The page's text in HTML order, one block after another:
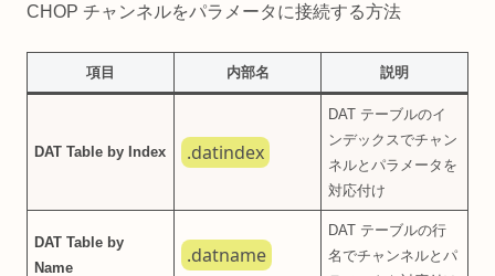
CHOP チャンネルをパラメータに接続する方法
項目 内部名 説明
DAT Table by Index .datindex
DAT テーブルのイ
ンデックスでチャン
ネルとパラメータを
対応付け
DAT Table by
Name
.datname
DAT テーブルの行
名でチャンネルとパ